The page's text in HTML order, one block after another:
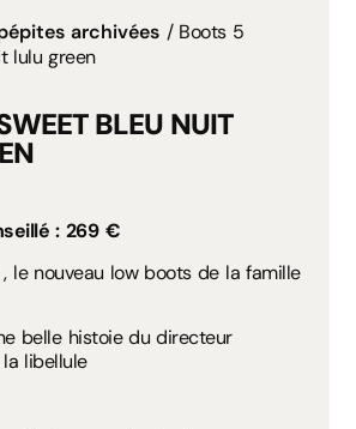
archivées / Boots 5
lulu green
BLEU NUIT
: 269 €
le nouveau low boots de la famille
belle histoie du directeur
libellule